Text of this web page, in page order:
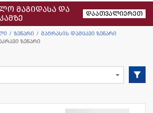
მაგიდასა და
დაათვალიერეთ
ზეწარი
მატრასის დამცავი ზეწარი
ზეწარი